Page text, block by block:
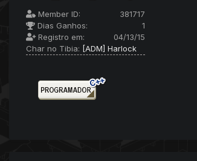
Member ID:
381717
Dias Ganhos:
1
Registro em:
04/13/15
Char no Tibia: [ADM] Harlock